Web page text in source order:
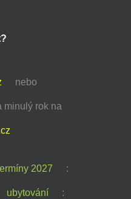
nebo
minulý rok na
2027 :
ubytování :